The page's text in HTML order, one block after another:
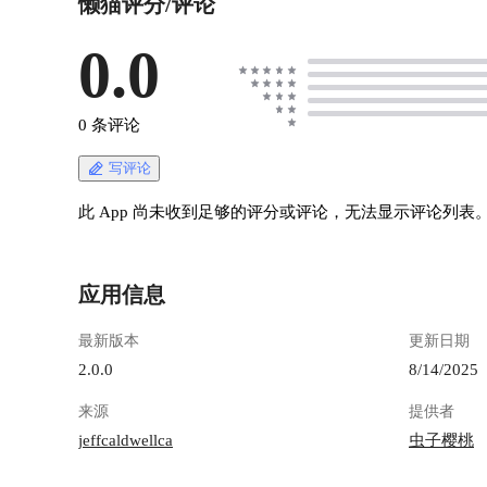
0.0
0 条评论
写评论
此 App 尚未收到足够的评分或评论，无法显示评论列表
应用信息
最新版本
2.0.0
更新日期
8/14/2025
来源
jeffcaldwellca
提供者
虫子樱桃